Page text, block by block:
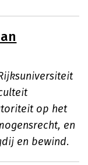
op het
en
en bewind.